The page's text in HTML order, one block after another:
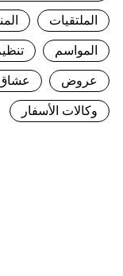
الملتقيات
المواسم
عروض عشاق
وكالات الأسفار